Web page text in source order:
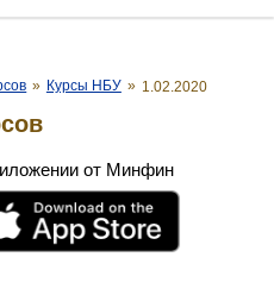
» Курсы НБУ » 1.02.2020
от Минфин